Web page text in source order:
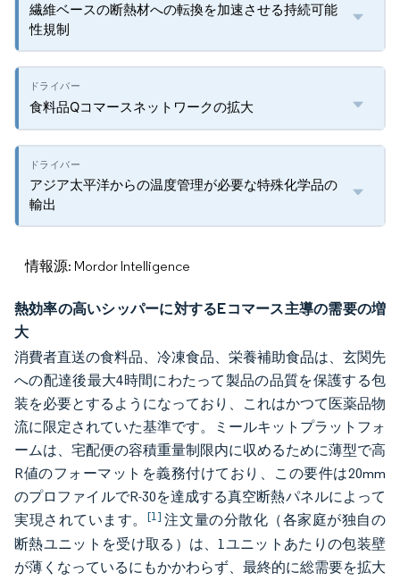
繊維ベースの断熱材への転換を加速させる持続可能
性規制
食料品Qコマースネットワークの拡大
アジア太平洋からの温度管理が必要な特殊化学品の
輸出
情報源: Mordor Intelligence
熱効率の高いシッパーに対するEコマース主導の需要の増
大
消費者直送の食料品、冷凍食品、栄養補助食品は、玄関先
への配達後最大4時間にわたって製品の品質を保護する包
装を必要とするようになっており、これはかつて医薬品物
流に限定されていた基準です。ミールキットプラットフォ
ームは、宅配便の容積重量制限内に収めるために薄型で高
R値のフォーマットを義務付けており、この要件は20mm
のプロファイルでR-30を達成する真空断熱パネルによって
実現されています。 [1] 注文量の分散化（各家庭が独自の
断熱ユニットを受け取る）は、1ユニットあたりの包装壁
が薄くなっているにもかかわらず、最終的に総需要を拡大